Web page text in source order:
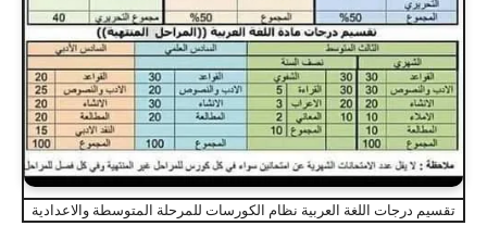
تقسيم درجات اللغة العربية نظام الكورسات للمرحلة المتوسطة والاعدادية